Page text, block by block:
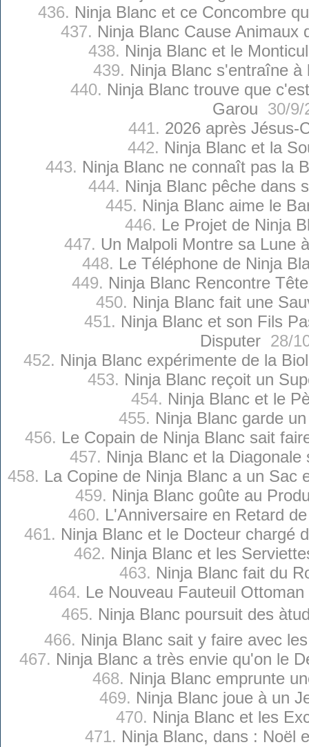
436. Ninja Blanc et ce Concombre
437. Ninja Blanc Cause Animaux
438. Ninja Blanc et le
439. Ninja Blanc s'entraîne à
440. Ninja Blanc trouve que
Garou 30/9/
441. 2026 après Jésus-
442. Ninja Blanc et la
443. Ninja Blanc ne connaît pas la
444. Ninja Blanc pêche dans
445. Ninja Blanc aime le
446. Le Projet de Ninja
447. Un Malpoli Montre sa Lune
448. Le Téléphone de Ninja
449. Ninja Blanc Rencontre
450. Ninja Blanc fait une
451. Ninja Blanc et son Fils
Disputer 28/
452. Ninja Blanc expérimente de la
453. Ninja Blanc reçoit un
454. Ninja Blanc et le
455. Ninja Blanc garde
456. Le Copain de Ninja Blanc sait
457. Ninja Blanc et la Diagonale
458. La Copine de Ninja Blanc a un Sac
459. Ninja Blanc goûte au
460. L'Anniversaire en Retard
461. Ninja Blanc et le Docteur chargé
462. Ninja Blanc et les
463. Ninja Blanc fait du
464. Le Nouveau Fauteuil
465. Ninja Blanc poursuit des
466. Ninja Blanc sait y faire avec
467. Ninja Blanc a très envie qu'on le
468. Ninja Blanc emprunte
469. Ninja Blanc joue à un
470. Ninja Blanc et les
471. Ninja Blanc, dans : Noël